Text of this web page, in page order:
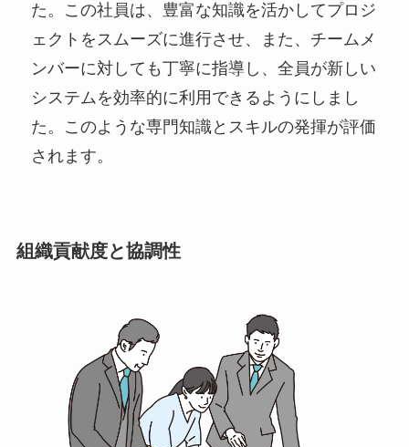
た。この社員は、豊富な知識を活かしてプロジ
ェクトをスムーズに進行させ、また、チームメ
ンバーに対しても丁寧に指導し、全員が新しい
システムを効率的に利用できるようにしまし
た。このような専門知識とスキルの発揮が評価
されます。
組織貢献度と協調性